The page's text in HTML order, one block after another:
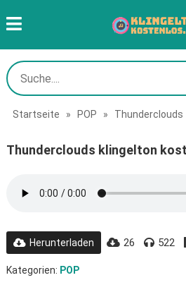
Startseite » POP » Thunderclouds
Thunderclouds klingelton
Herunterladen 26 522
Kategorien: POP